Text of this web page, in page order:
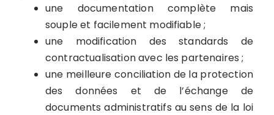
une documentation complète mais
souple et facilement modifiable ;
une modification des standards de
contractualisation avec les partenaires ;
une meilleure conciliation de la protection
des données et de l’échange de
documents administratifs au sens de la loi